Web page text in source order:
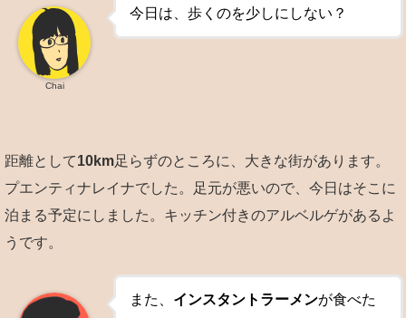
今日は、歩くのを少しにしない？
Chai
距離として10km足らずのところに、大きな街があります。
プエンティナレイナでした。足元が悪いので、今日はそこに
泊まる予定にしました。キッチン付きのアルベルゲがあるよ
うです。
また、 インスタントラーメンが食べた